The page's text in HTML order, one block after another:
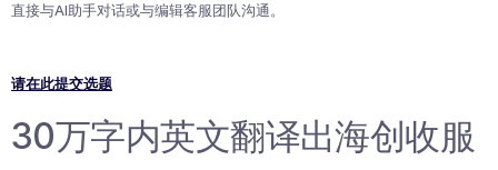
直接与AI助手对话或与编辑客服团队沟通。
请在此提交选题
30万字内英文翻译出海创收服